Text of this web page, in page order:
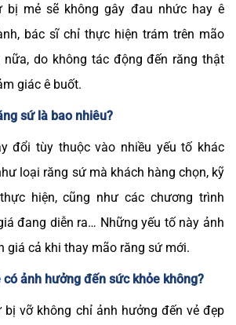
bị mẻ sẽ không gây đau nhức hay ê
bác sĩ chỉ thực hiện trám trên mão
nữa, do không tác động đến răng thật
giác ê buốt.
sứ là bao nhiêu?
đổi tùy thuộc vào nhiều yếu tố khác
loại răng sứ mà khách hàng chọn, kỹ
hiện, cũng như các chương trình
đang diễn ra… Những yếu tố này ảnh
giá cả khi thay mão răng sứ mới.
có ảnh hưởng đến sức khỏe không?
bị vỡ không chỉ ảnh hưởng đến vẻ đẹp